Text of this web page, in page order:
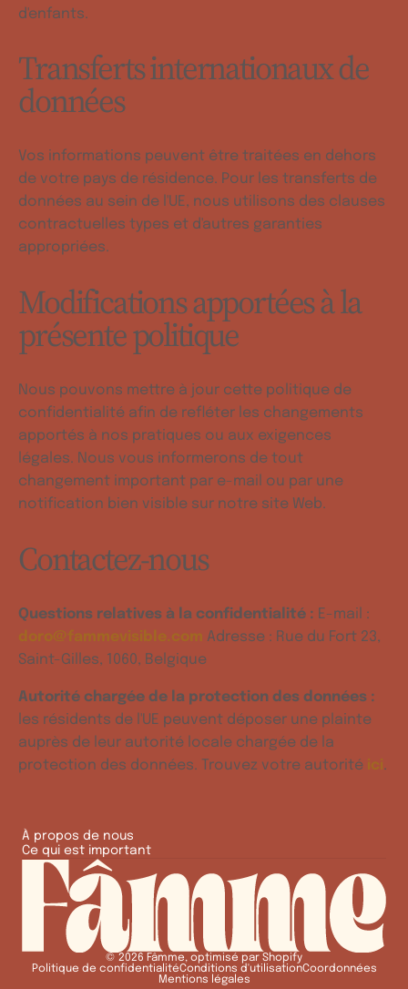
d'enfants.
Transferts internationaux de
données
Vos informations peuvent être traitées en dehors
de votre pays de résidence. Pour les transferts de
données au sein de l'UE, nous utilisons des clauses
contractuelles types et d'autres garanties
appropriées.
Modifications apportées à la
présente politique
Nous pouvons mettre à jour cette politique de
confidentialité afin de refléter les changements
apportés à nos pratiques ou aux exigences
légales. Nous vous informerons de tout
changement important par e-mail ou par une
notification bien visible sur notre site Web.
Contactez-nous
Questions relatives à la confidentialité : E-mail :
doro@fammevisible.com Adresse : Rue du Fort 23,
Saint-Gilles, 1060, Belgique
Autorité chargée de la protection des données :
les résidents de l'UE peuvent déposer une plainte
auprès de leur autorité locale chargée de la
protection des données. Trouvez votre autorité ici.
À propos de nous
Ce qui est important
© 2026 Fâmme, optimisé par Shopify
Politique de confidentialitéConditions d'utilisationCoordonnées
Mentions légales